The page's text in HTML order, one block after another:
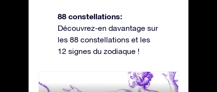
88 constellations:
Découvrez-en davantage sur
les 88 constellations et les
12 signes du zodiaque !
Andromeda - Andromède